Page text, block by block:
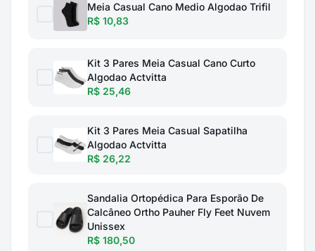
Meia Casual Cano Medio Algodao Trifil
R$ 10,83
Kit 3 Pares Meia Casual Cano Curto
Algodao Actvitta
R$ 25,46
Kit 3 Pares Meia Casual Sapatilha
Algodao Actvitta
R$ 26,22
Sandalia Ortopédica Para Esporão De
Calcâneo Ortho Pauher Fly Feet Nuvem
Unissex
R$ 180,50